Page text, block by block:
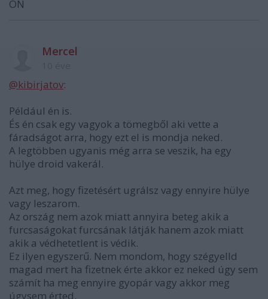
ON
Mercel
@kibirjatov:
Például én is.
És én csak egy vagyok a tömegből aki vette a
fáradságot arra, hogy ezt el is mondja neked.
A legtöbben ugyanis még arra se veszik, ha egy
hülye droid vakerál.
Azt meg, hogy fizetésért ugrálsz vagy ennyire hülye
vagy leszarom.
Az ország nem azok miatt annyira beteg akik a
furcsaságokat furcsának látják hanem azok miatt
akik a védhetetlent is védik.
Ez ilyen egyszerű. Nem mondom, hogy szégyelld
magad mert ha fizetnek érte akkor ez neked úgy sem
számít ha meg ennyire gyopár vagy akkor meg
úgysem érted.